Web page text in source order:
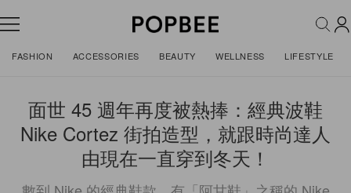
FASHION ACCESSORIES BEAUTY WELLNESS LIFESTYLE
面世 45 週年再度被熱捧：經典波鞋
Nike Cortez 街拍造型，就跟時尚達人
由現在一直穿到冬天！